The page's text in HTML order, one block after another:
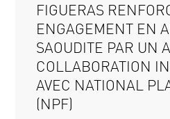
FIGUERAS
ENGAGEMENT EN
SAOUDITE PAR UN
COLLABORATION
AVEC NATIONAL
(NPF)